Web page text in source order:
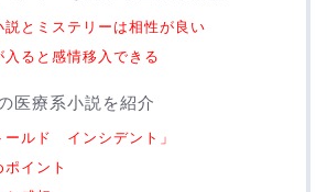
説とミステリーは相性が良い
入ると感情移入できる
医療系小説を紹介
ールド インシデント」
ポイント